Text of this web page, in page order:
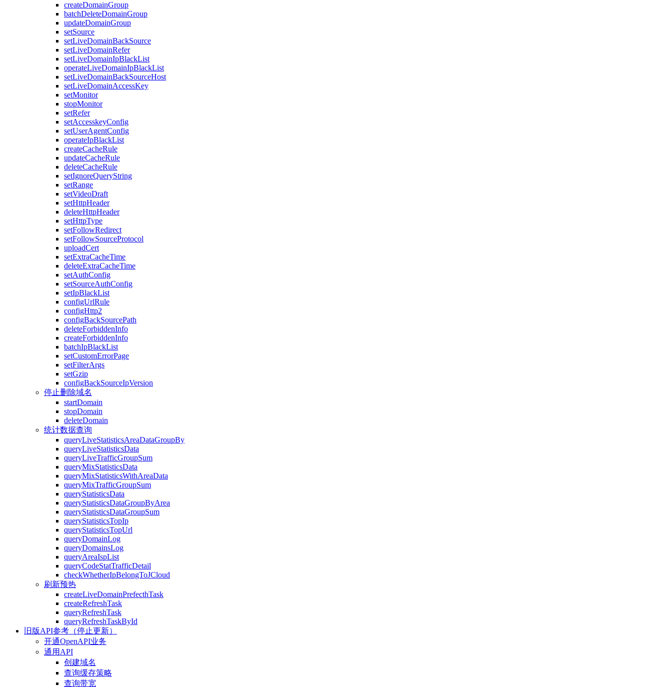
createDomainGroup
batchDeleteDomainGroup
updateDomainGroup
setSource
setLiveDomainBackSource
setLiveDomainRefer
setLiveDomainIpBlackList
operateLiveDomainIpBlackList
setLiveDomainBackSourceHost
setLiveDomainAccessKey
setMonitor
stopMonitor
setRefer
setAccesskeyConfig
setUserAgentConfig
operateIpBlackList
createCacheRule
updateCacheRule
deleteCacheRule
setIgnoreQueryString
setRange
setVideoDraft
setHttpHeader
deleteHttpHeader
setHttpType
setFollowRedirect
setFollowSourceProtocol
uploadCert
setExtraCacheTime
deleteExtraCacheTime
setAuthConfig
setSourceAuthConfig
setIpBlackList
configUrlRule
configHttp2
configBackSourcePath
deleteForbiddenInfo
createForbiddenInfo
batchIpBlackList
setCustomErrorPage
setFilterArgs
setGzip
configBackSourceIpVersion
停止删除域名
startDomain
stopDomain
deleteDomain
统计数据查询
queryLiveStatisticsAreaDataGroupBy
queryLiveStatisticsData
queryLiveTrafficGroupSum
queryMixStatisticsData
queryMixStatisticsWithAreaData
queryMixTrafficGroupSum
queryStatisticsData
queryStatisticsDataGroupByArea
queryStatisticsDataGroupSum
queryStatisticsTopIp
queryStatisticsTopUrl
queryDomainLog
queryDomainsLog
queryAreaIspList
queryCodeStatTrafficDetail
checkWhetherIpBelongToJCloud
刷新预热
createLiveDomainPrefecthTask
createRefreshTask
queryRefreshTask
queryRefreshTaskById
旧版API参考（停止更新）
开通OpenAPI业务
通用API
创建域名
查询缓存策略
查询带宽